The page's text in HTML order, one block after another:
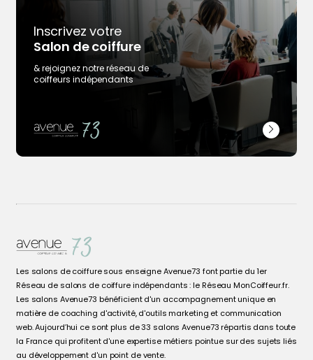
Trouver votre coiffeur
L’application
Ajouter votre salon
Inscrivez votre
Salon de coiffure
& rejoignez notre réseau de
coiffeurs indépendants
Les salons de coiffure sous enseigne Avenue73 font partie du 1er
Réseau de salons de coiffure indépendants : le Réseau MonCoiffeur.fr.
Les salons Avenue73 bénéficient d'un accompagnement unique en
matière de coaching d'activité, d'outils marketing et communication
web. Aujourd’hui ce sont plus de 33 salons Avenue73 répartis dans toute
la France qui profitent d'une expertise métiers pointue sur des sujets liés
au développement d'un point de vente.